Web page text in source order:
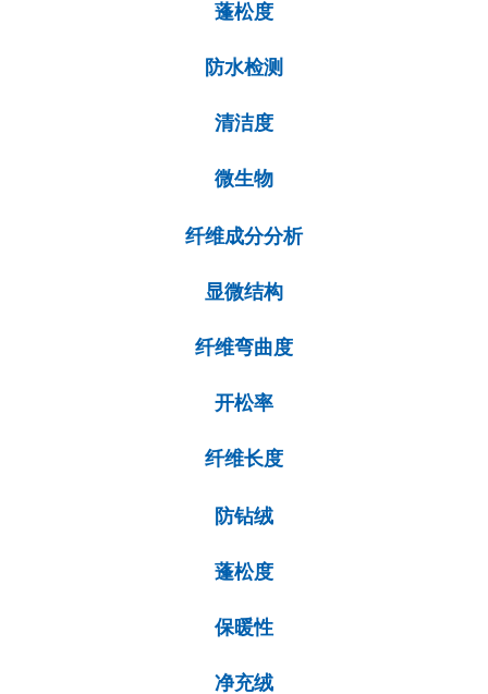
蓬松度
防水检测
清洁度
微生物
纤维成分分析
显微结构
纤维弯曲度
开松率
纤维长度
防钻绒
蓬松度
保暖性
净充绒